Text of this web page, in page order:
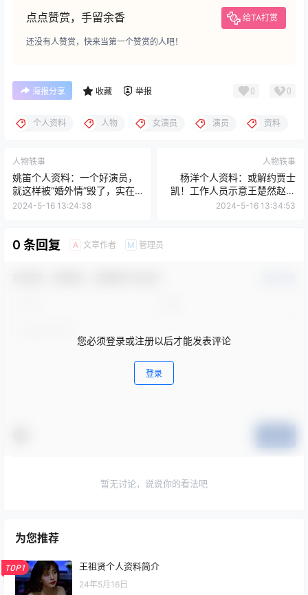
点点赞赏，手留余香 给TA打赏
还没有人赞赏，快来当第一个赞赏的人吧！
海报分享 收藏 举报 0 0
个人资料 人物 女演员 演员 资料
人物轶事
姚笛个人资料：一个好演员，
就这样被“婚外情”毁了，实在
令人可惜
2024-5-16 13:24:38
人物轶事
杨洋个人资料：或解约贾士
凯！工作人员示意王楚然赵丽
颖态度不同，争议持续
2024-5-16 13:34:53
0 条回复 A 文章作者 M 管理员
您必须登录或注册以后才能发表评论
登录
暂无讨论，说说你的看法吧
为您推荐
TOP1 王祖贤个人资料简介
24年5月16日